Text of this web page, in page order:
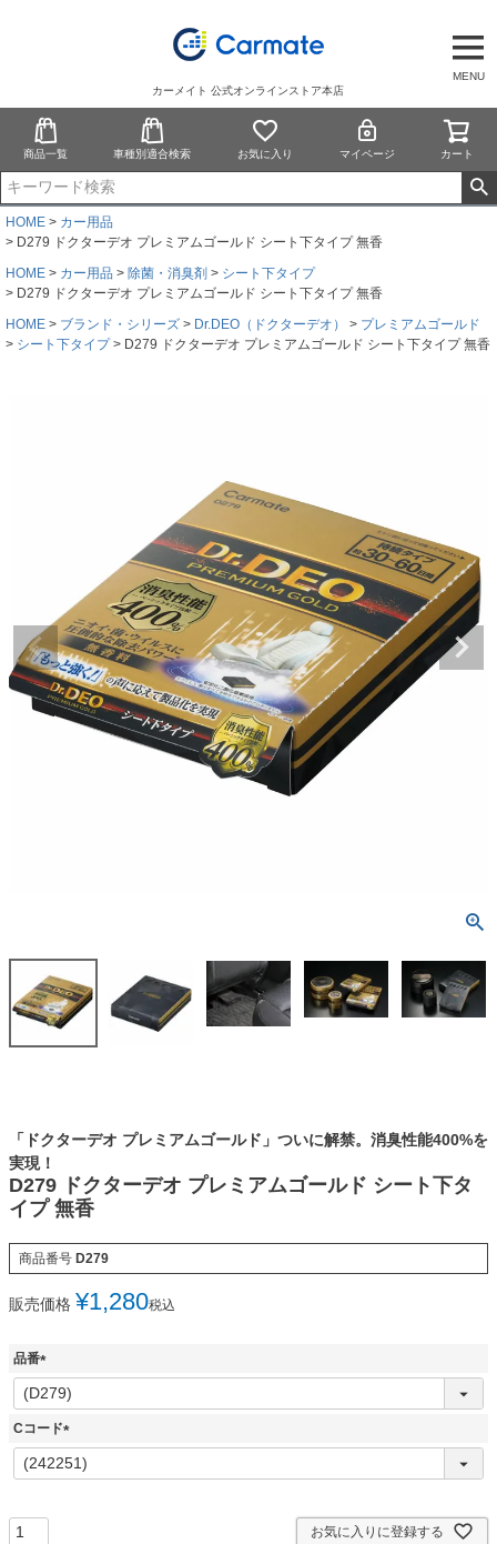
MENU
カーメイト 公式オンラインストア本店
商品一覧 車種別適合検索 お気に入り マイページ カート
HOME
カー用品
D279 ドクターデオ プレミアムゴールド シート下タイプ 無香
HOME
カー用品 除菌・消臭剤
シート下タイプ
D279 ドクターデオ プレミアムゴールド シート下タイプ 無香
HOME
ブランド・シリーズ Dr.DEO（ドクターデオ）
プレミアムゴールド
シート下タイプ
D279 ドクターデオ プレミアムゴールド シート下タイプ 無香
「ドクターデオ プレミアムゴールド」ついに解禁。消臭性能400%を
実現！
D279 ドクターデオ プレミアムゴールド シート下タ
イプ 無香
商品番号 D279
販売価格 ¥1,280税込
品番
(
必
須
Cコード
(
必
お気に入りに登録する